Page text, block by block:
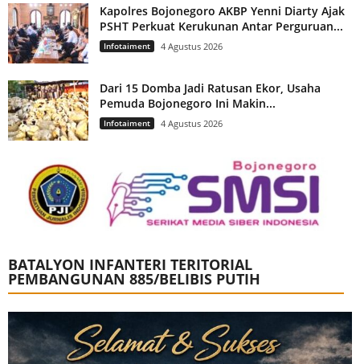
Kapolres Bojonegoro AKBP Yenni Diarty Ajak
PSHT Perkuat Kerukunan Antar Perguruan...
Infotaiment 4 Agustus 2026
Dari 15 Domba Jadi Ratusan Ekor, Usaha
Pemuda Bojonegoro Ini Makin...
Infotaiment 4 Agustus 2026
BATALYON INFANTERI TERITORIAL
PEMBANGUNAN 885/BELIBIS PUTIH